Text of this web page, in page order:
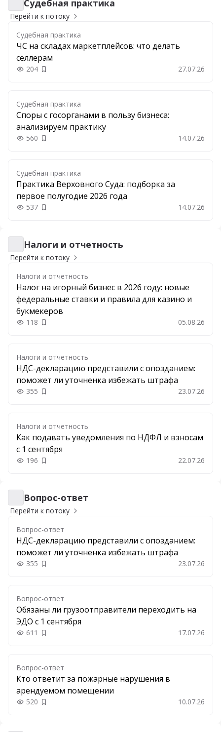
Судебная практика
Судебная практика
Перейти к потоку
Судебная практика
ЧС на складах маркетплейсов: что делать
селлерам
204 Добавить в закладки 27.07.26
Судебная практика
Споры с госорганами в пользу бизнеса:
анализируем практику
560 Добавить в закладки 14.07.26
Судебная практика
Практика Верховного Суда: подборка за
первое полугодие 2026 года
537 Добавить в закладки 14.07.26
Налоги и отчетность
Налоги и отчетность
Перейти к потоку
Налоги и отчетность
Налог на игорный бизнес в 2026 году: новые
федеральные ставки и правила для казино и
букмекеров
118 Добавить в закладки 05.08.26
Налоги и отчетность
НДС-декларацию представили с опозданием:
поможет ли уточненка избежать штрафа
355 Добавить в закладки 23.07.26
Налоги и отчетность
Как подавать уведомления по НДФЛ и взносам
с 1 сентября
196 Добавить в закладки 22.07.26
Вопрос-ответ
Вопрос-ответ
Перейти к потоку
Вопрос-ответ
НДС-декларацию представили с опозданием:
поможет ли уточненка избежать штрафа
355 Добавить в закладки 23.07.26
Вопрос-ответ
Обязаны ли грузоотправители переходить на
ЭДО с 1 сентября
611 Добавить в закладки 17.07.26
Вопрос-ответ
Кто ответит за пожарные нарушения в
арендуемом помещении
520 Добавить в закладки 10.07.26